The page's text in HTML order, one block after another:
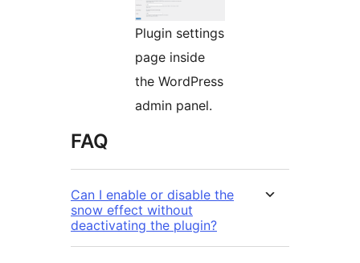
Plugin settings
page inside
the WordPress
admin panel.
FAQ
Can I enable or disable the
snow effect without
deactivating the plugin?